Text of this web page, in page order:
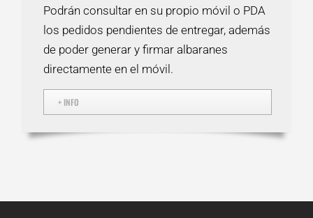
Podrán consultar en su propio móvil o PDA
los pedidos pendientes de entregar, además
de poder generar y firmar albaranes
directamente en el móvil.
+ INFO